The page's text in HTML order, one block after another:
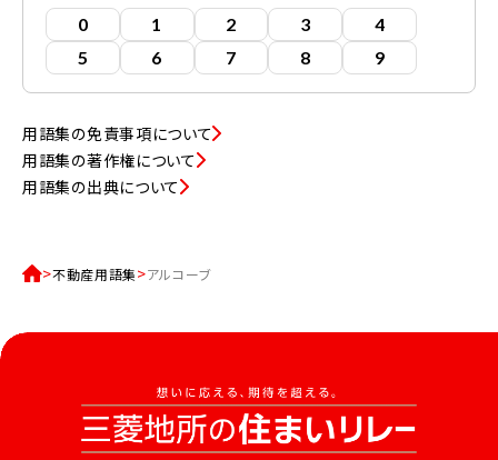
0 1 2 3
4
5
6 7 8 9
用語集の免責事項について
用語集の著作権について
用語集の出典について
不動産用語集 アルコーブ